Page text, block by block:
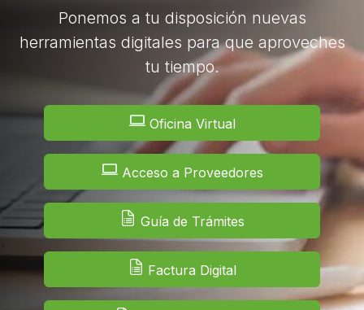
Ponemos a tu disposición nuevas
herramientas digitales para que aproveches
tu tiempo.
Oficina Virtual
Acceso a Proveedores
Guía de Trámites
Factura Digital